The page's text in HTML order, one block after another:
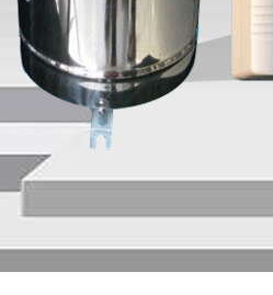
HY-F10型便携式明渠流
186-6365-3723